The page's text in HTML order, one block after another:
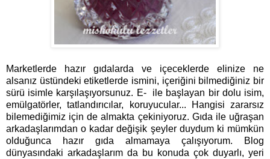
Marketlerde hazır gıdalarda ve içeceklerde elinize ne
alsanız üstündeki etiketlerde ismini, içeriğini bilmediğiniz bir
sürü isimle karşılaşıyorsunuz. E- ile başlayan bir dolu isim,
emülgatörler, tatlandırıcılar, koruyucular... Hangisi zararsız
bilemediğimiz için de almakta çekiniyoruz. Gıda ile uğraşan
arkadaşlarımdan o kadar değişik şeyler duydum ki mümkün
olduğunca hazır gıda almamaya çalışıyorum. Blog
dünyasındaki arkadaşlarım da bu konuda çok duyarlı, yeri